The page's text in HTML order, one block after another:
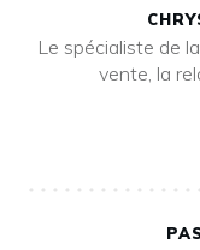
Le spécialiste de
vente, la